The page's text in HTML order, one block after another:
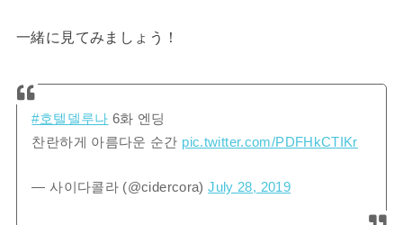
一緒に見てみましょう！
#호텔델루나 6화 엔딩
찬란하게 아름다운 순간 pic.twitter.com/PDFHkCTIKr
— 사이다콜라 (@cidercora)July 28, 2019